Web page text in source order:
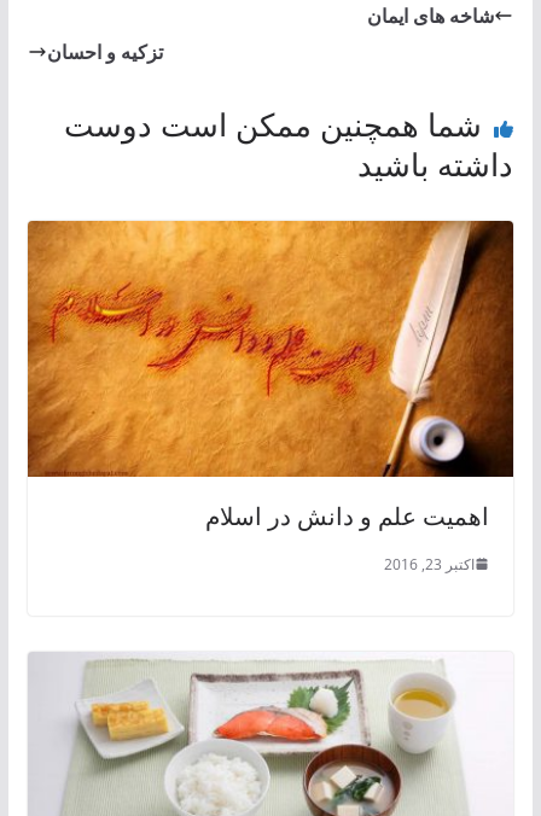
شاخه های ايمان
تزکیه و احسان
شما همچنین ممکن است دوست
داشته باشید
اهمیت علم و دانش در اسلام
اکتبر 23, 2016